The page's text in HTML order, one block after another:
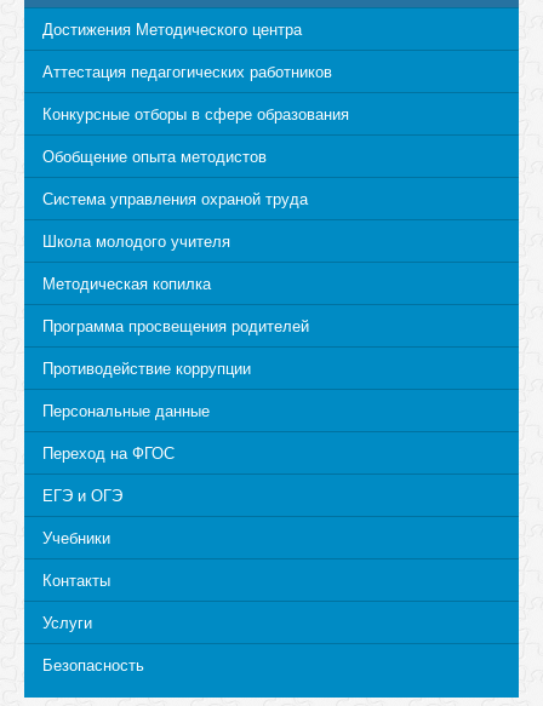
Достижения Методического центра
Аттестация педагогических работников
Конкурсные отборы в сфере образования
Обобщение опыта методистов
Система управления охраной труда
Школа молодого учителя
Методическая копилка
Программа просвещения родителей
Противодействие коррупции
Персональные данные
Переход на ФГОС
ЕГЭ и ОГЭ
Учебники
Контакты
Услуги
Безопасность